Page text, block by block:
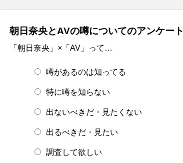
朝日奈央とAVの噂についてのアンケート
「朝日奈央」×「AV」って…
噂があるのは知ってる
特に噂を知らない
出ないべきだ・見たくない
出るべきだ・見たい
調査して欲しい